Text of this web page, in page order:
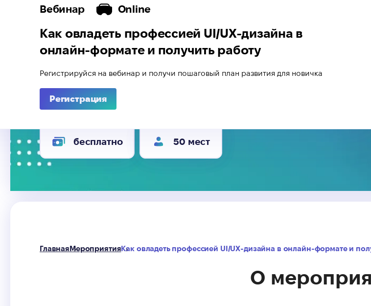
Вебинар Online
Как овладеть профессией UI/UX-дизайна в
онлайн-формате и получить работу
Регистрируйся на вебинар и получи пошаговый план развития для новичка
Регистрация
бесплатно 50 мест
Главная МероприятияКак овладеть профессией UI/UX-дизайна в онлайн-формате и
О